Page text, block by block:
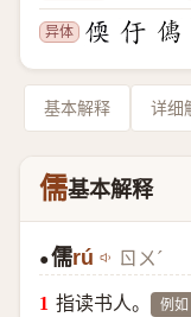
异体
基本解释 详细
儒基本解释
●儒rú ㄖㄨˊ
指读书人。 例如